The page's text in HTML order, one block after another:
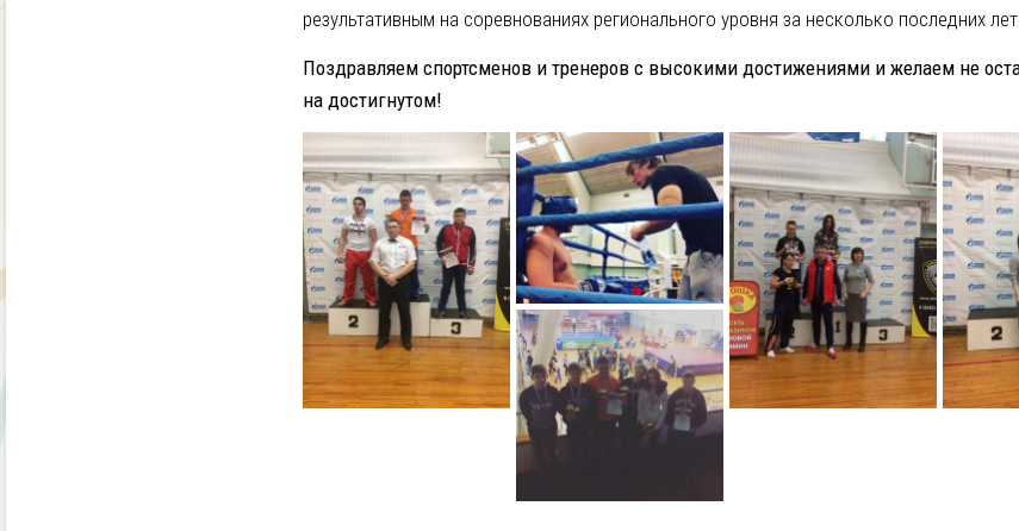
результативным на соревнованиях регионального уровня за несколько последних лет.
Поздравляем спортсменов и тренеров с высокими достижениями и желаем не
на достигнутом!